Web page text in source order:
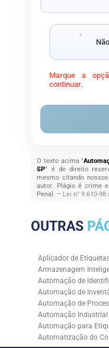
Marque a
continuar.
O texto acima "
SP" é de direito
mesmo citando
autor. Plágio é crime
Penal. – Lei n° 9.610-
OUTRAS
Aplicador de
Armazenagem
Automação de
Automação de
Automação de
Automação Industrial
Automação para
Automatização do